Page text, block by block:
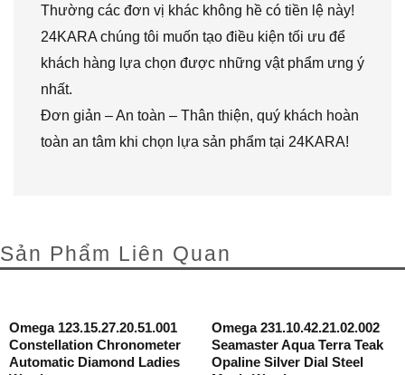
Thường các đơn vị khác không hề có tiền lệ này!
24KARA chúng tôi muốn tạo điều kiện tối ưu để
khách hàng lựa chọn được những vật phẩm ưng ý
nhất.
Đơn giản – An toàn – Thân thiện, quý khách hoàn
toàn an tâm khi chọn lựa sản phẩm tại 24KARA!
Sản Phẩm Liên Quan
Omega 123.15.27.20.51.001
Constellation Chronometer
Automatic Diamond Ladies
Omega 231.10.42.21.02.002
Seamaster Aqua Terra Teak
Opaline Silver Dial Steel